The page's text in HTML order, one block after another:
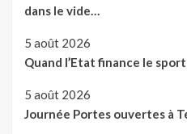
dans le vide…
5 août 2026
Quand l’Etat finance le
5 août 2026
Journée Portes ouvertes à